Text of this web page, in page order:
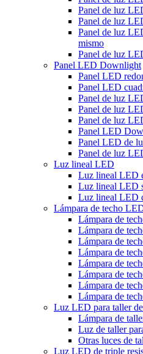
Panel de luz
Panel de luz
Panel de luz
mismo
Panel de luz
Panel LED Downlight
Panel LED
Panel LED
Panel de luz
Panel de luz
Panel de luz
Panel LED
Panel LED de
Panel de luz
Luz lineal LED
Luz lineal LED
Luz lineal LED
Luz lineal LED
Lámpara de techo
Lámpara de
Lámpara de
Lámpara de
Lámpara de
Lámpara de
Lámpara de
Lámpara de
Lámpara de
Luz LED para taller
Lámpara de
Luz de taller
Otras luces de
Luz LED de triple